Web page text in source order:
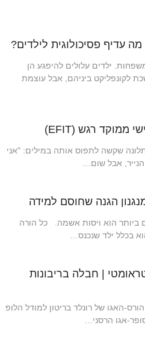
עדיף פסיכולוגית לילדים?
ילדים עלולים להיפגע הן
לקונפליקט ביניהם, אבל עוצמת
שקשה לתפוס אותה במילים: "אני
אבל שום…
הגנה שחוסם למידה
הוא ויסות אשמה. כל הורה
בכלל ילד שנכנס…
| חבלה בריבונות
האגו של רונלד בריטון למודל הלופ
אגו הרסני…